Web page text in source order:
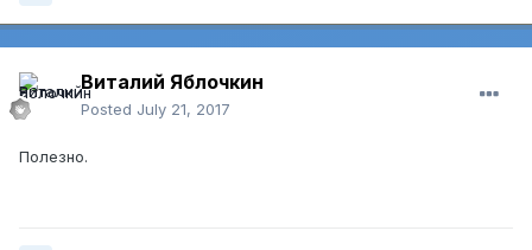
Виталий Яблочкин
Posted July 21, 2017
Полезно.